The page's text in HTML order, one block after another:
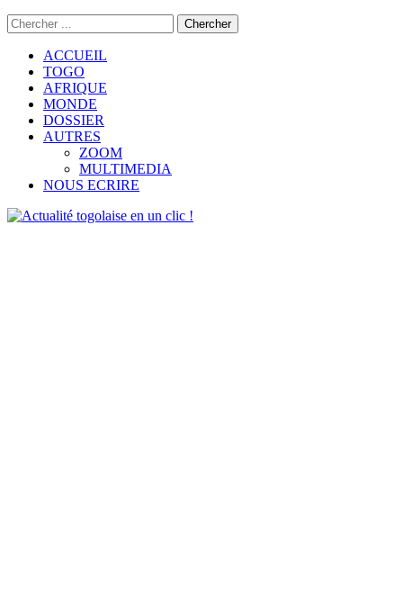
ACCUEIL
TOGO
AFRIQUE
MONDE
DOSSIER
AUTRES
ZOOM
MULTIMEDIA
NOUS ECRIRE